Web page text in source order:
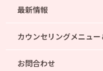
最新情報
カウンセリングメニュ
お問合わせ